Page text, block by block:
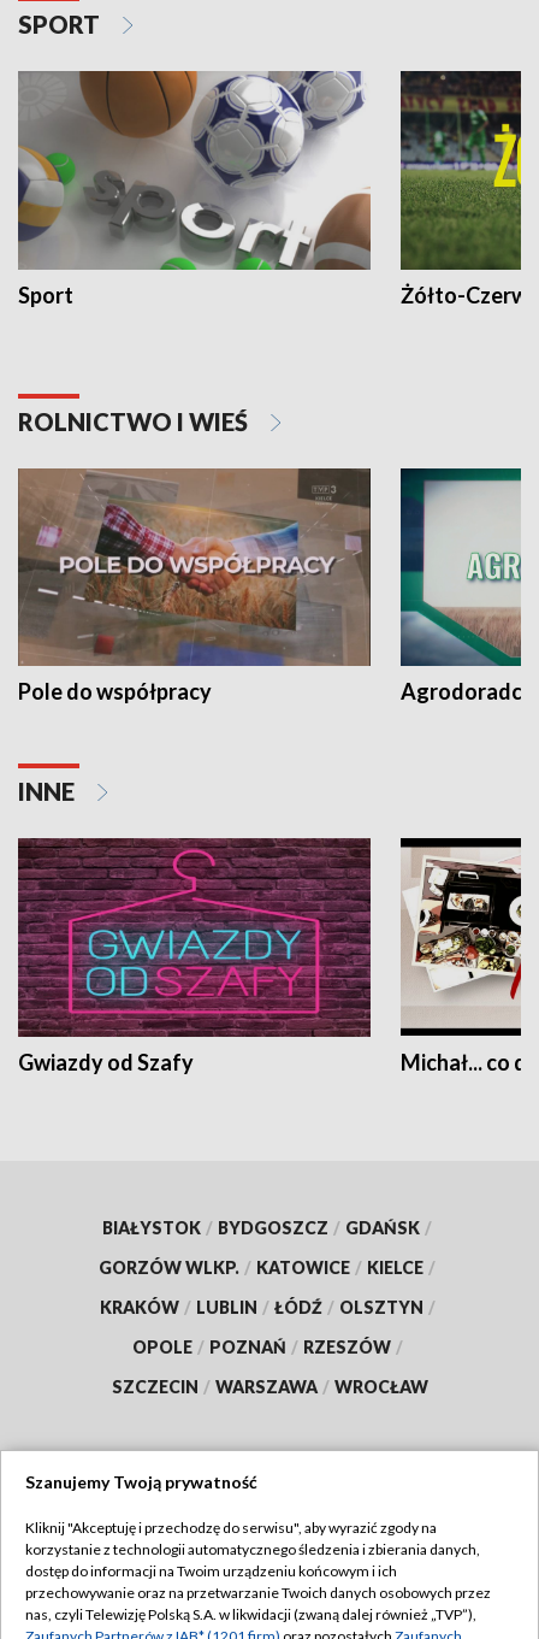
SPORT
Sport Żółto-
ROLNICTWO I WIEŚ
Pole do współpracy Agrodoradcy
INNE
Gwiazdy od Szafy Michał... co
BIAŁYSTOK / BYDGOSZCZ / GDAŃSK /
GORZÓW WLKP. / KATOWICE / KIELCE /
KRAKÓW / LUBLIN / ŁÓDŹ / OLSZTYN /
OPOLE / POZNAŃ / RZESZÓW /
SZCZECIN / WARSZAWA / WROCŁAW
TVP
Abonament TVP
Emisja w TVP
Regulamin TVP
Szanujemy Twoją prywatność
Kliknij "Akceptuję i przechodzę do serwisu", aby wyrazić zgody na
korzystanie z technologii automatycznego śledzenia i zbierania danych,
dostęp do informacji na Twoim urządzeniu końcowym i ich
przechowywanie oraz na przetwarzanie Twoich danych osobowych przez
nas, czyli Telewizję Polską S.A. w likwidacji (zwaną dalej również „TVP”),